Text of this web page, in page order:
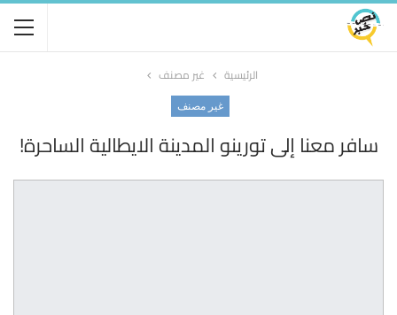
الرئيسية غير مصنف
غير مصنف
سافر معنا إلى تورينو المدينة الايطالية الساحرة!